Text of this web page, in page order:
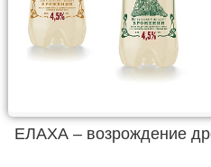
ЕЛАХА – возрождение